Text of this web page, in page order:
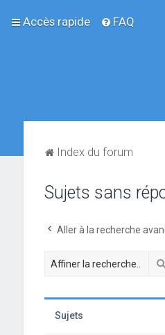
Accès rapide FAQ
Index du forum
Sujets sans
Aller à la recherche
Sujets